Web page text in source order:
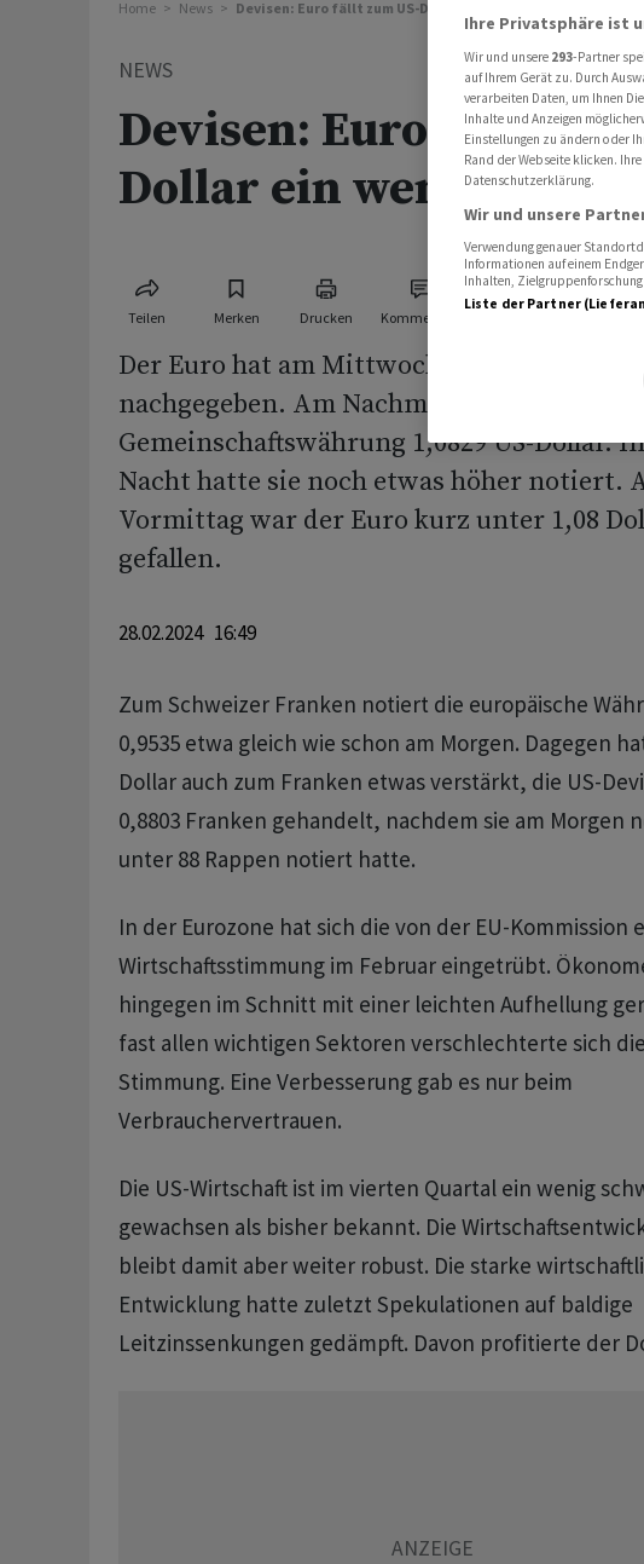
Home News Devisen: Euro fällt zum US-Dollar ein wenig
NEWS
Devisen: Euro fällt zum
Dollar ein wenig
Teilen Merken Drucken Kommentare
Der Euro hat am Mittwoch zum US-Dollar
nachgegeben. Am Nachmittag kostete die
Gemeinschaftswährung 1,0829 US-Dollar.
Nacht hatte sie noch etwas höher notiert.
Vormittag war der Euro kurz unter 1,08
gefallen.
28.02.2024 16:49
Zum Schweizer Franken notiert die europäische
0,9535 etwa gleich wie schon am Morgen. Dagegen
Dollar auch zum Franken etwas verstärkt, die US-
0,8803 Franken gehandelt, nachdem sie am Morgen
unter 88 Rappen notiert hatte.
In der Eurozone hat sich die von der EU-Kommission
Wirtschaftsstimmung im Februar eingetrübt.
hingegen im Schnitt mit einer leichten Aufhellung
fast allen wichtigen Sektoren verschlechterte sich die
Stimmung. Eine Verbesserung gab es nur beim
Verbrauchervertrauen.
Die US-Wirtschaft ist im vierten Quartal ein wenig
gewachsen als bisher bekannt. Die
bleibt damit aber weiter robust. Die starke
Entwicklung hatte zuletzt Spekulationen auf baldige
Leitzinssenkungen gedämpft. Davon profitierte der
Ihre Privatsphäre ist
Wir und unsere 293-Partner
auf Ihrem Gerät zu. Durch
verarbeiten Daten, um Ihnen
Inhalte und Anzeigen
Einstellungen zu ändern oder
Rand der Webseite klicken.
Datenschutzerklärung.
Wir und unsere
Verwendung genauer
Informationen auf einem
Inhalten,
Liste der Partner